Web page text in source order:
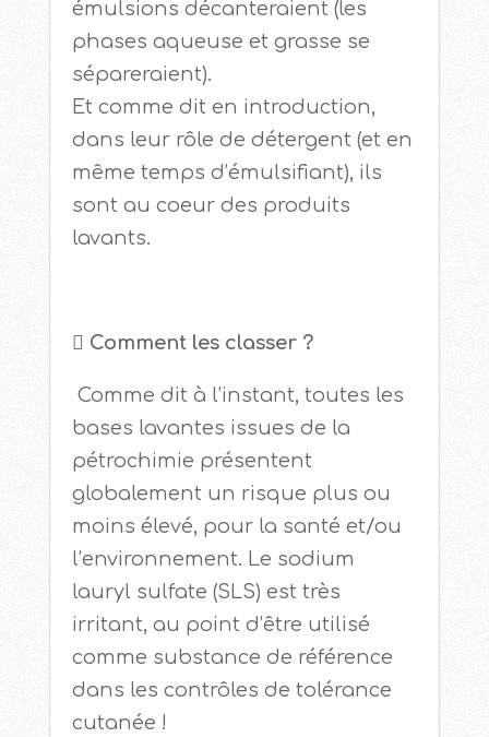
émulsions décanteraient (les
phases aqueuse et grasse se
sépareraient).
Et comme dit en introduction,
dans leur rôle de détergent (et en
même temps d’émulsifiant), ils
sont au coeur des produits
lavants.
 Comment les classer ?
Comme dit à l’instant, toutes les
bases lavantes issues de la
pétrochimie présentent
globalement un risque plus ou
moins élevé, pour la santé et/ou
l’environnement. Le sodium
lauryl sulfate (SLS) est très
irritant, au point d’être utilisé
comme substance de référence
dans les contrôles de tolérance
cutanée !